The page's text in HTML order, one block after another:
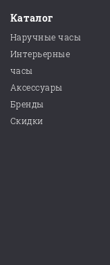
Каталог
Наручные часы
Интерьерные
часы
Аксессуары
Бренды
Скидки